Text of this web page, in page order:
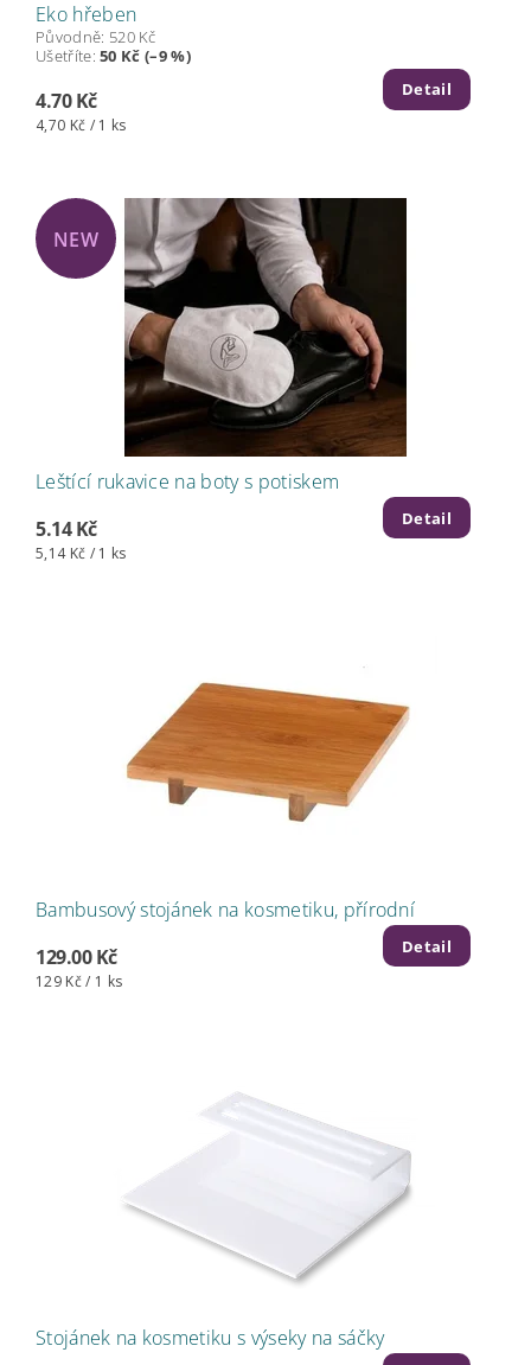
Eko hřeben
Původně: 520 Kč
Ušetříte:50 Kč (–9 %)
4.70 Kč
4,70 Kč / 1 ks
Detail
NEW
Leštící rukavice na boty s potiskem
5.14 Kč
5,14 Kč / 1 ks
Detail
Bambusový stojánek na kosmetiku, přírodní
129.00 Kč
129 Kč / 1 ks
Detail
Stojánek na kosmetiku s výseky na sáčky